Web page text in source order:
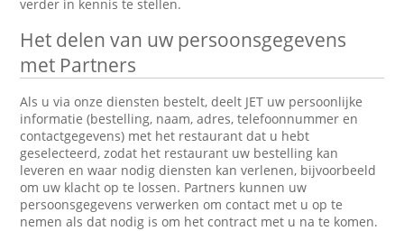
verder in kennis te stellen.
Het delen van uw persoonsgegevens
met Partners
Als u via onze diensten bestelt, deelt JET uw persoonlijke
informatie (bestelling, naam, adres, telefoonnummer en
contactgegevens) met het restaurant dat u hebt
geselecteerd, zodat het restaurant uw bestelling kan
leveren en waar nodig diensten kan verlenen, bijvoorbeeld
om uw klacht op te lossen. Partners kunnen uw
persoonsgegevens verwerken om contact met u op te
nemen als dat nodig is om het contract met u na te komen.